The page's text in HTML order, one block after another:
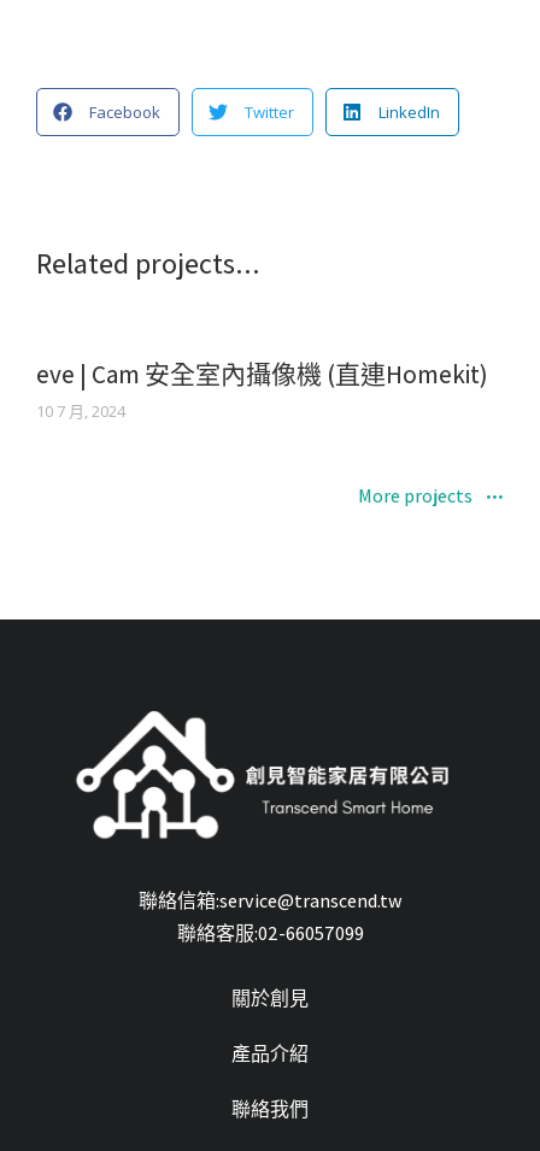
Facebook Twitter LinkedIn
Related projects...
eve | Cam 安全室內攝像機 (直連Homekit)
10 7 月, 2024
More projects
聯絡信箱:service@transcend.tw
聯絡客服:02-66057099
關於創見
產品介紹
聯絡我們